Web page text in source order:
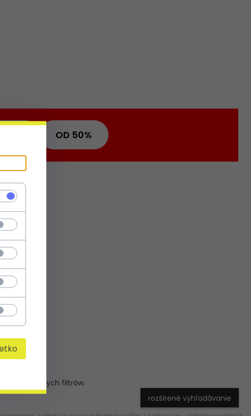
OD 50%
filtrów.
rozšírené vyhľadávanie